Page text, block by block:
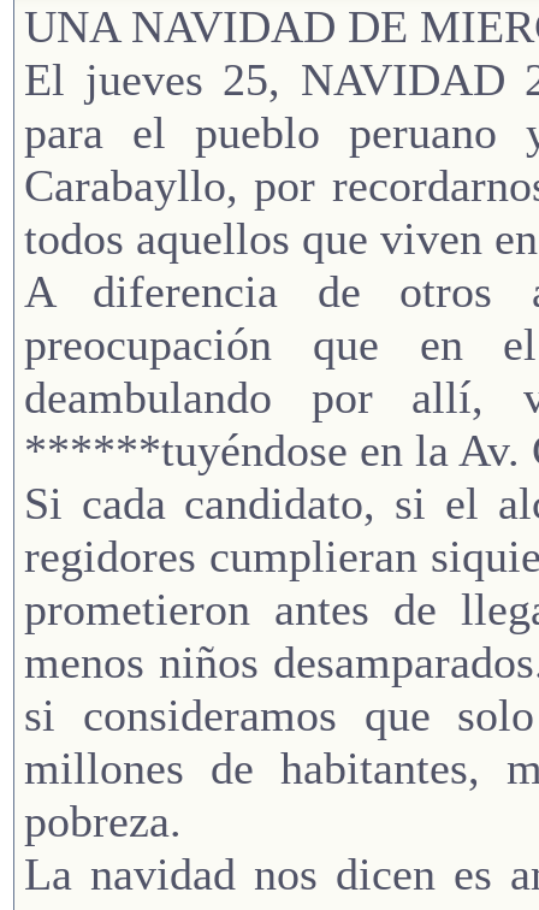
UNA NAVIDAD DE
El jueves 25, NAVIDAD
para el pueblo peruano
Carabayllo, por
todos aquellos que viven
A diferencia de otros
preocupación que en
deambulando por allí,
******tuyéndose en la Av.
Si cada candidato, si el
regidores cumplieran
prometieron antes de
menos niños
si consideramos que
millones de habitantes,
pobreza.
La navidad nos dicen es